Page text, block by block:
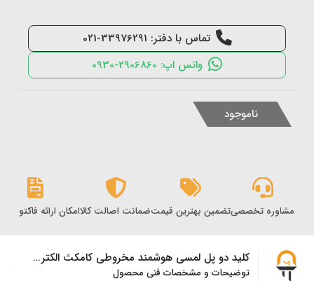
تماس با دفتر: 33976291-021
واتس اپ: 2906860-0930
ناموجود
مشاوره تخصصیتضمین بهترین قیمتضمانت اصالت کالاامکان ارائه فاکتور
کلید دو پل لمسی هوشمند مخروطی کامکث الکتریک
توضیحات و مشخصات فنی محصول